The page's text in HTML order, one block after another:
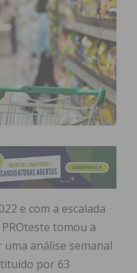
e com a escalada
PROteste tomou a
análise semanal
por 63